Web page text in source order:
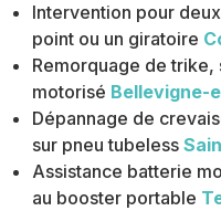
Intervention pour
point ou un giratoire
Remorquage de
motorisé Bellevigne-
Dépannage de
sur pneu tubeless
Assistance batterie
au booster portable